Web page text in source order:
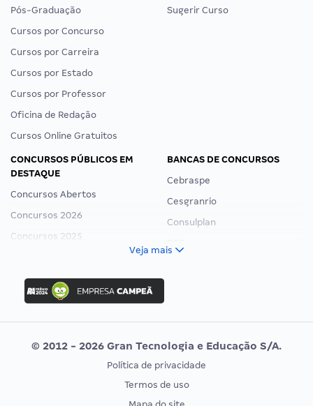
Pós-Graduação
Cursos por Concurso
Cursos por Carreira
Cursos por Estado
Cursos por Professor
Oficina de Redação
Cursos Online Gratuitos
Sugerir Curso
CONCURSOS PÚBLICOS EM
DESTAQUE
Concursos Abertos
Concursos 2026
Concursos 2025
Concurso Ibama
Concurso MPU
Editais publicados
BANCAS DE CONCURSOS
Cebraspe
Cesgranrio
Consulplan
Vunesp
CONCURSOS POR PROFISSÃO
EXAME DE ORDEM
Veja mais
© 2012 - 2026 Gran Tecnologia e Educação S/A.
Política de privacidade
Termos de uso